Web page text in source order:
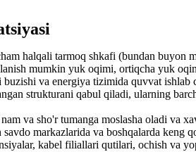
halqali tarmoq shkafi (bundan buyon
mumkin yuk oqimi, ortiqcha yuk
va energiya tizimida quvvat ishlab
strukturani qabul qiladi, ularning
va sho'r tumanga moslasha oladi va
markazlarida va boshqalarda keng
kabel filiallari qutilari, ochish va